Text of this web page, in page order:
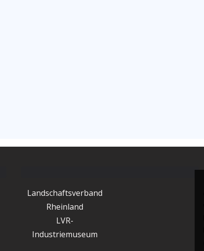
Landschaftsverband
Rheinland
LVR-
Industriemuseum